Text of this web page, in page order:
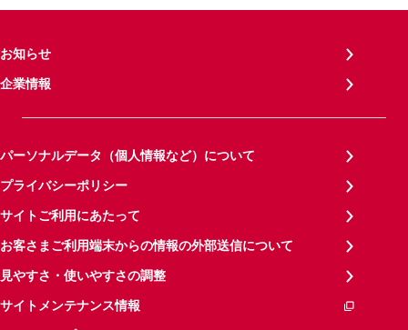
お知らせ
企業情報
パーソナルデータ（個人情報など）について
プライバシーポリシー
サイトご利用にあたって
お客さまご利用端末からの情報の外部送信について
見やすさ・使いやすさの調整
サイトメンテナンス情報